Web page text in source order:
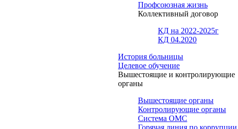
Профсоюзная жизнь
Коллективный договор
КД на 2022-2025г
КД 04.2020
История больницы
Целевое обучение
Вышестоящие и контролирующие
органы
Вышестоящие органы
Контролирующие органы
Система ОМС